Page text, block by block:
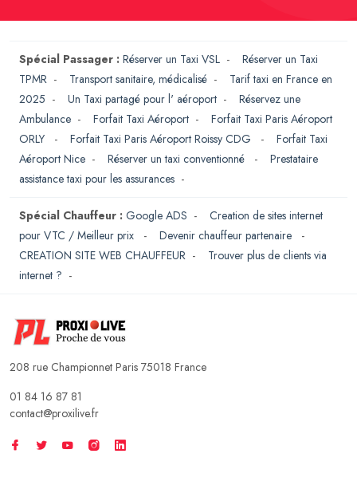
Spécial Passager : Réserver un Taxi VSL - Réserver un Taxi
TPMR - Transport sanitaire, médicalisé - Tarif taxi en France en
2025 - Un Taxi partagé pour l' aéroport - Réservez une
Ambulance - Forfait Taxi Aéroport - Forfait Taxi Paris Aéroport
ORLY
- Forfait Taxi Paris Aéroport Roissy CDG - Forfait Taxi
Aéroport Nice - Réserver un taxi conventionné - Prestataire
assistance taxi pour les assurances -
Spécial Chauffeur : Google ADS - Creation de sites internet
pour VTC / Meilleur prix
- Devenir chauffeur partenaire
-
CREATION SITE WEB CHAUFFEUR - Trouver plus de clients via
internet ? -
208 rue Championnet Paris 75018 France
01 84 16 87 81
contact@proxilive.fr